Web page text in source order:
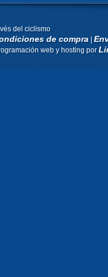
del ciclismo
de compra|
web y hosting por